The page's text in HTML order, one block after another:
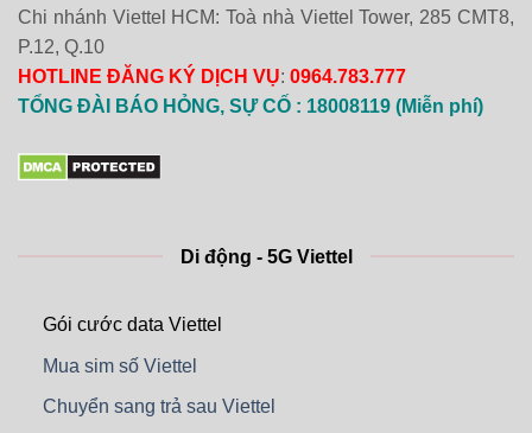
Chi nhánh Viettel HCM: Toà nhà Viettel Tower, 285 CMT8,
P.12, Q.10
HOTLINE ĐĂNG KÝ DỊCH VỤ: 0964.783.777
TỔNG ĐÀI BÁO HỎNG, SỰ CỐ : 18008119 (Miễn phí)
Di động - 5G Viettel
Gói cước data Viettel
Mua sim số Viettel
Chuyển sang trả sau Viettel